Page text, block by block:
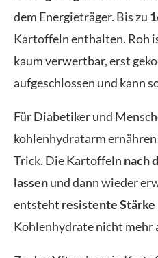
dem Energieträger. Bis zu
Kartoffeln enthalten. Roh
kaum verwertbar, erst
aufgeschlossen und kann
Für Diabetiker und
kohlenhydratarm
Trick. Die Kartoffeln nach
lassenund dann wieder
entsteht resistente Stärke
Kohlenhydrate nicht mehr